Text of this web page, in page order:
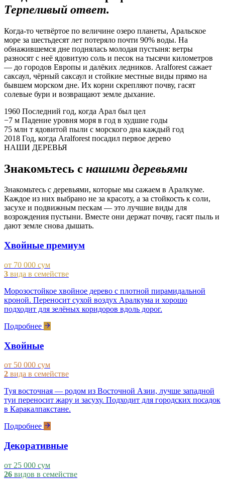
Терпеливый ответ.
Когда-то четвёртое по величине озеро планеты, Аральское
море за шестьдесят лет потеряло почти 90% воды. На
обнажившемся дне поднялась молодая пустыня: ветры
разносят с неё ядовитую соль и песок на тысячи километров
— до городов Европы и далёких ледников. Aralforest сажает
саксаул, чёрный саксаул и стойкие местные виды прямо на
бывшем морском дне. Их корни скрепляют почву, гасят
солевые бури и возвращают земле дыхание.
1960 Последний год, когда Арал был цел
−7 м Падение уровня моря в год в худшие годы
75 млн т ядовитой пыли с морского дна каждый год
2018 Год, когда Aralforest посадил первое дерево
НАШИ ДЕРЕВЬЯ
Знакомьтесь с нашими деревьями
Знакомьтесь с деревьями, которые мы сажаем в Аралкуме.
Каждое из них выбрано не за красоту, а за стойкость к соли,
засухе и подвижным пескам — это лучшие виды для
возрождения пустыни. Вместе они держат почву, гасят пыль и
дают земле снова дышать.
Хвойные премиум
от 70 000 сум
3 вида в семействе
Морозостойкое хвойное дерево с плотной пирамидальной
кроной. Переносит сухой воздух Аралкума и хорошо
подходит для зелёных коридоров вдоль дорог.
Подробнее
Хвойные
от 50 000 сум
2 вида в семействе
Туя восточная — родом из Восточной Азии, лучше западной
туи переносит жару и засуху. Подходит для городских посадок
в Каракалпакстане.
Подробнее
Декоративные
от 25 000 сум
26 видов в семействе